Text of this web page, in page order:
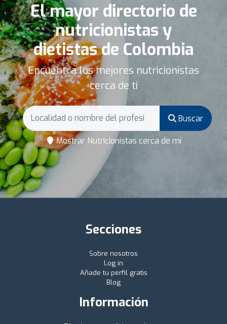
El mayor directorio de
nutricionistas y
dietistas de Colombia
Encuentra los mejores nutricionistas
cerca de ti
Buscar
Mostrar Nutricionistas cerca de mí
Secciones
Sobre nosotros
Log in
Añade tu perfil gratis
Blog
Información